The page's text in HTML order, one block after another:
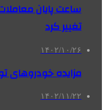
ساعت پایان
تغییر کرد
۱۴۰۲/۱۰/۲۶
مزایده خودروهای
۱۴۰۲/۱۱/۲۲